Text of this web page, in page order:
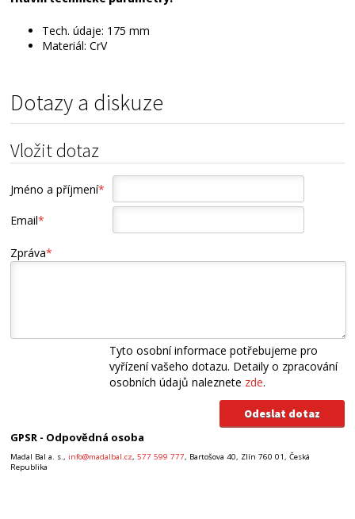
Tech. údaje: 175 mm
Materiál: CrV
Dotazy a diskuze
Vložit dotaz
Jméno a příjmení*
Email*
Zpráva*
Tyto osobní informace potřebujeme pro
vyřízení vašeho dotazu. Detaily o zpracování
osobních údajů naleznete zde.
GPSR - Odpovědná osoba
Madal Bal a. s., info@madalbal.cz,577 599 777, Bartošova 40, Zlín 760 01, Česká
Republika